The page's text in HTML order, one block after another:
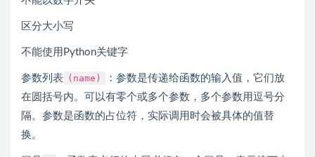
区分大小写
不能使用Python关键字
参数列表 (name)
：参数是传递给函数的输入值，它们放
在圆括号内。可以有零个或多个参数，多个参数用逗号分
隔。参数是函数的占位符，实际调用时会被具体的值替
换。